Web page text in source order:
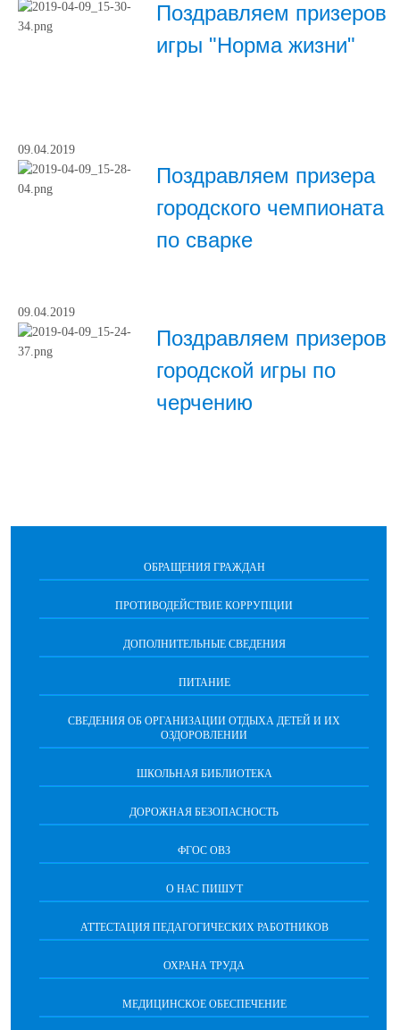
Поздравляем призеров
игры "Норма жизни"
09.04.2019
Поздравляем призера
городского чемпионата
по сварке
09.04.2019
Поздравляем призеров
городской игры по
черчению
ОБРАЩЕНИЯ ГРАЖДАН
ПРОТИВОДЕЙСТВИЕ КОРРУПЦИИ
ДОПОЛНИТЕЛЬНЫЕ СВЕДЕНИЯ
ПИТАНИЕ
СВЕДЕНИЯ ОБ ОРГАНИЗАЦИИ ОТДЫХА ДЕТЕЙ И ИХ
ОЗДОРОВЛЕНИИ
ШКОЛЬНАЯ БИБЛИОТЕКА
ДОРОЖНАЯ БЕЗОПАСНОСТЬ
ФГОС ОВЗ
О НАС ПИШУТ
АТТЕСТАЦИЯ ПЕДАГОГИЧЕСКИХ РАБОТНИКОВ
ОХРАНА ТРУДА
МЕДИЦИНСКОЕ ОБЕСПЕЧЕНИЕ